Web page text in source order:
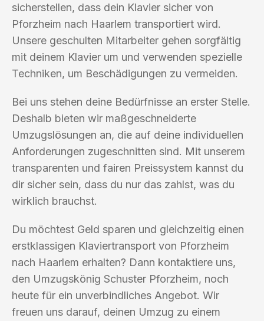
sicherstellen, dass dein Klavier sicher von
Pforzheim nach Haarlem transportiert wird.
Unsere geschulten Mitarbeiter gehen sorgfältig
mit deinem Klavier um und verwenden spezielle
Techniken, um Beschädigungen zu vermeiden.
Bei uns stehen deine Bedürfnisse an erster Stelle.
Deshalb bieten wir maßgeschneiderte
Umzugslösungen an, die auf deine individuellen
Anforderungen zugeschnitten sind. Mit unserem
transparenten und fairen Preissystem kannst du
dir sicher sein, dass du nur das zahlst, was du
wirklich brauchst.
Du möchtest Geld sparen und gleichzeitig einen
erstklassigen Klaviertransport von Pforzheim
nach Haarlem erhalten? Dann kontaktiere uns,
den Umzugskönig Schuster Pforzheim, noch
heute für ein unverbindliches Angebot. Wir
freuen uns darauf, deinen Umzug zu einem